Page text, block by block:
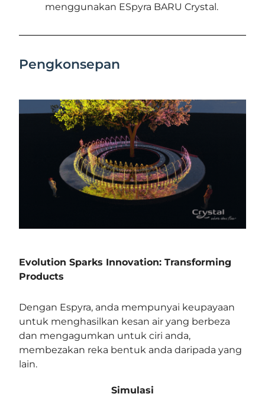
menggunakan ESpyra BARU Crystal.
Pengkonsepan
Evolution Sparks Innovation: Transforming
Products
Dengan Espyra, anda mempunyai keupayaan
untuk menghasilkan kesan air yang berbeza
dan mengagumkan untuk ciri anda,
membezakan reka bentuk anda daripada yang
lain.
Simulasi